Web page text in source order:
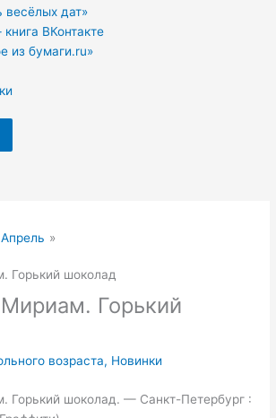
весёлых дат»
ВКонтакте
из бумаги.ru»
Апрель
Горький шоколад
Горький
возраста, Новинки
Горький шоколад. — Санкт-Петербург :